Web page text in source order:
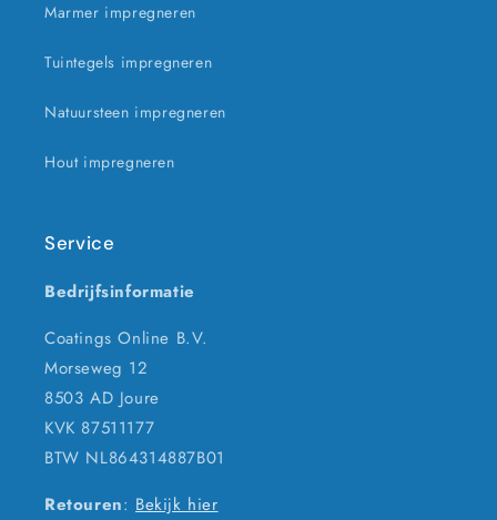
Marmer impregneren
Tuintegels impregneren
Natuursteen impregneren
Hout impregneren
Service
Bedrijfsinformatie
Coatings Online B.V.
Morseweg 12
8503 AD Joure
KVK 87511177
BTW NL864314887B01
Retouren: Bekijk hier